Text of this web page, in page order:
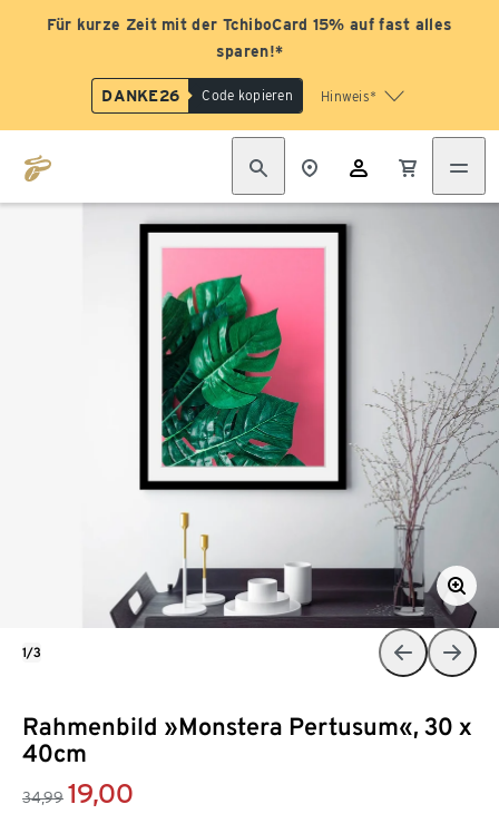
Für kurze Zeit mit der TchiboCard 15% auf fast alles
sparen!*
DANKE26 Code kopieren Hinweis*
Rahmenbild »Monstera Pertusum«, 30 x
40cm
34,99 19,00
1/3